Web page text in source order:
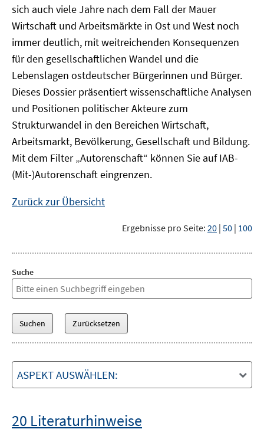
sich auch viele Jahre nach dem Fall der Mauer
Wirtschaft und Arbeitsmärkte in Ost und West noch
immer deutlich, mit weitreichenden Konsequenzen
für den gesellschaftlichen Wandel und die
Lebenslagen ostdeutscher Bürgerinnen und Bürger.
Dieses Dossier präsentiert wissenschaftliche Analysen
und Positionen politischer Akteure zum
Strukturwandel in den Bereichen Wirtschaft,
Arbeitsmarkt, Bevölkerung, Gesellschaft und Bildung.
Mit dem Filter „Autorenschaft“ können Sie auf IAB-
(Mit-)Autorenschaft eingrenzen.
Zurück zur Übersicht
Ergebnisse pro Seite: 20 | 50 | 100
Suche
ASPEKT AUSWÄHLEN:
20 Literaturhinweise